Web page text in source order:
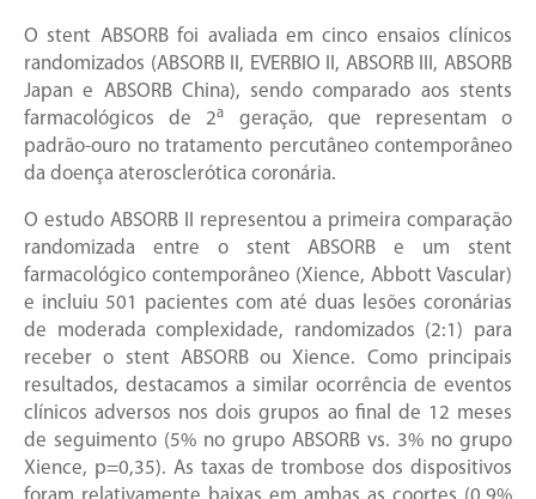
O stent ABSORB foi avaliada em cinco ensaios clínicos
randomizados (ABSORB II, EVERBIO II, ABSORB III, ABSORB
Japan e ABSORB China), sendo comparado aos stents
farmacológicos de 2a
geração, que representam o
padrão-ouro no tratamento percutâneo contemporâneo
da doença aterosclerótica coronária.
O estudo ABSORB II representou a primeira comparação
randomizada entre o stent ABSORB e um stent
farmacológico contemporâneo (Xience, Abbott Vascular)
e incluiu 501 pacientes com até duas lesões coronárias
de moderada complexidade, randomizados (2:1) para
receber o stent ABSORB ou Xience. Como principais
resultados, destacamos a similar ocorrência de eventos
clínicos adversos nos dois grupos ao final de 12 meses
de seguimento (5% no grupo ABSORB vs. 3% no grupo
Xience, p=0,35). As taxas de trombose dos dispositivos